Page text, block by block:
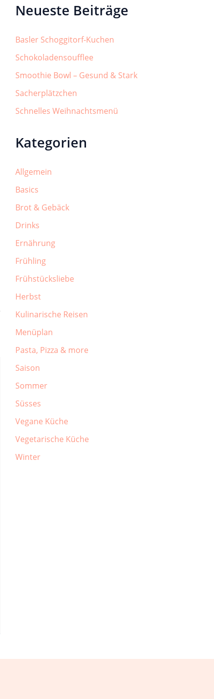
Neueste Beiträge
Basler Schoggitorf-Kuchen
Schokoladensoufflee
Smoothie Bowl – Gesund & Stark
Sacherplätzchen
Schnelles Weihnachtsmenü
Kategorien
Allgemein
Basics
Brot & Gebäck
Drinks
Ernährung
Frühling
Frühstücksliebe
Herbst
Kulinarische Reisen
Menüplan
Pasta, Pizza & more
Saison
Sommer
Süsses
Vegane Küche
Vegetarische Küche
Winter